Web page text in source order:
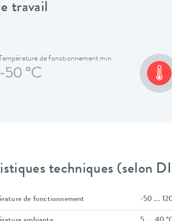
travail
Température de fonctionnement min.
-50 °C
techniques (selon
de fonctionnement -50 ...